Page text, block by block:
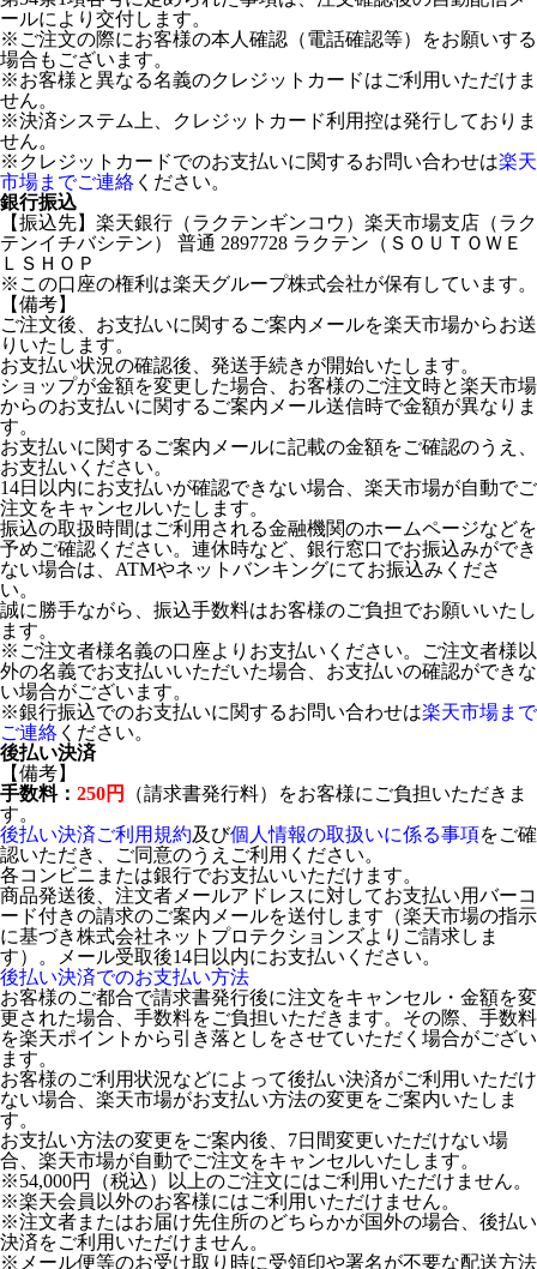
ールにより交付します。
※ご注文の際にお客様の本人確認（電話確認等）をお願いする
場合もございます。
※お客様と異なる名義のクレジットカードはご利用いただけま
せん。
※決済システム上、クレジットカード利用控は発行しておりま
せん。
※クレジットカードでのお支払いに関するお問い合わせは楽天
市場までご連絡 ください。
銀行振込
【振込先】楽天銀行（ラクテンギンコウ）楽天市場支店（ラク
テンイチバシテン） 普通 2897728 ラクテン（ＳＯＵＴＯＷＥ
ＬＳＨＯＰ
※この口座の権利は楽天グループ株式会社が保有しています。
【備考】
ご注文後、お支払いに関するご案内メールを楽天市場からお送
りいたします。
お支払い状況の確認後、発送手続きが開始いたします。
ショップが金額を変更した場合、お客様のご注文時と楽天市場
からのお支払いに関するご案内メール送信時で金額が異なりま
す。
お支払いに関するご案内メールに記載の金額をご確認のうえ、
お支払いください。
14日以内にお支払いが確認できない場合、楽天市場が自動でご
注文をキャンセルいたします。
振込の取扱時間はご利用される金融機関のホームページなどを
予めご確認ください。連休時など、銀行窓口でお振込みができ
ない場合は、ATMやネットバンキングにてお振込みくださ
い。
誠に勝手ながら、振込手数料はお客様のご負担でお願いいたし
ます。
※ご注文者様名義の口座よりお支払いください。ご注文者様以
外の名義でお支払いいただいた場合、お支払いの確認ができな
い場合がございます。
※銀行振込でのお支払いに関するお問い合わせは楽天市場まで
ご連絡 ください。
後払い決済
【備考】
手数料： 250円
（請求書発行料）をお客様にご負担いただきま
す。
後払い決済ご利用規約及び個人情報の取扱いに係る事項をご確
認いただき、ご同意のうえご利用ください。
各コンビニまたは銀行でお支払いいただけます。
商品発送後、注文者メールアドレスに対してお支払い用バーコ
ード付きの請求のご案内メールを送付します（楽天市場の指示
に基づき株式会社ネットプロテクションズよりご請求しま
す）。メール受取後14日以内にお支払いください。
後払い決済でのお支払い方法
お客様のご都合で請求書発行後に注文をキャンセル・金額を変
更された場合、手数料をご負担いただきます。その際、手数料
を楽天ポイントから引き落としをさせていただく場合がござい
ます。
お客様のご利用状況などによって後払い決済がご利用いただけ
ない場合、楽天市場がお支払い方法の変更をご案内いたしま
す。
お支払い方法の変更をご案内後、7日間変更いただけない場
合、楽天市場が自動でご注文をキャンセルいたします。
※54,000円（税込）以上のご注文にはご利用いただけません。
※楽天会員以外のお客様にはご利用いただけません。
※注文者またはお届け先住所のどちらかが国外の場合、後払い
決済をご利用いただけません。
※メール便等のお受け取り時に受領印や署名が不要な配送方法